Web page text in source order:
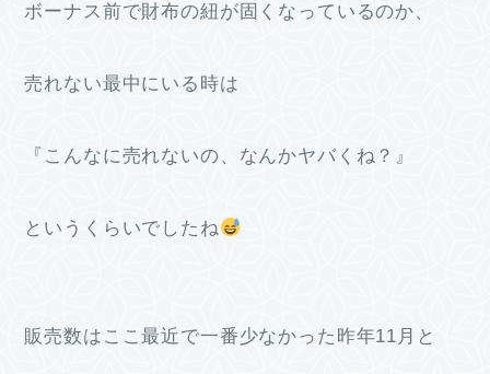
ボーナス前で財布の紐が固くなっているのか、
売れない最中にいる時は
『こんなに売れないの、なんかヤバくね？』
というくらいでしたね
販売数はここ最近で一番少なかった昨年11月と